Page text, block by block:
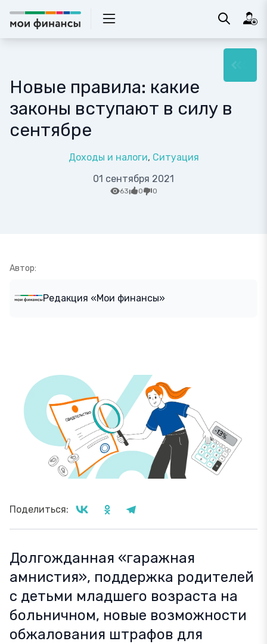
Новые правила: какие
законы вступают в силу в
сентябре
Доходы и налоги Ситуация
01 сентября 2021
63 0 0
Автор:
Редакция «Мои финансы»
Поделиться:
Долгожданная «гаражная
амнистия», поддержка родителей
с детьми младшего возраста на
больничном, новые возможности
обжалования штрафов для